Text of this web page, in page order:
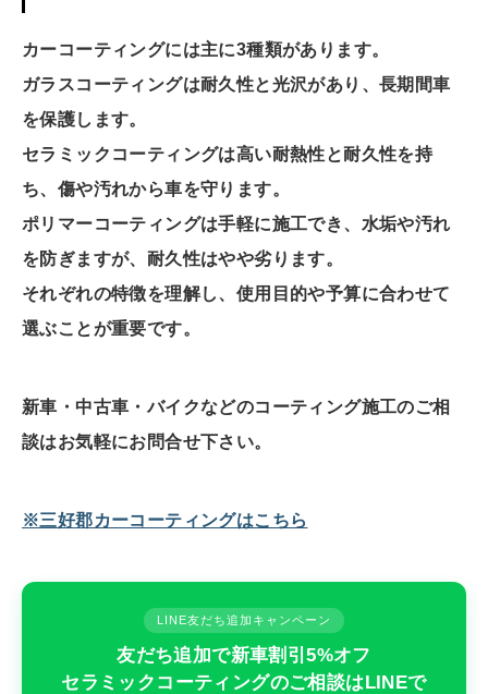
カーコーティングには主に3種類があります。
ガラスコーティングは耐久性と光沢があり、長期間車
を保護します。
セラミックコーティングは高い耐熱性と耐久性を持
ち、傷や汚れから車を守ります。
ポリマーコーティングは手軽に施工でき、水垢や汚れ
を防ぎますが、耐久性はやや劣ります。
それぞれの特徴を理解し、使用目的や予算に合わせて
選ぶことが重要です。
新車・中古車・バイクなどのコーティング施工のご相
談はお気軽にお問合せ下さい。
※三好郡カーコーティングはこちら
LINE友だち追加キャンペーン
友だち追加で新車割引5%オフ
セラミックコーティングのご相談はLINEで